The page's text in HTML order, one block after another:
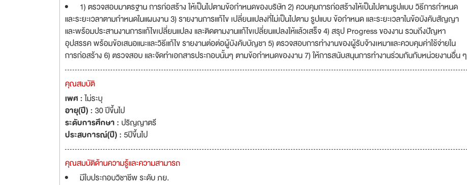
1) ตรวจสอบมาตรฐาน การก่อสร้าง ให้เป็นไปตามข้อกำหนดของบริษัท 2) ควบคุมการก่อสร้างให้เป็นไปตามรูปแบบ วิธีการกำหนด
และระยะเวลาตามกำหนดในแผนงาน 3) รายงานการแก้ไข เปลี่ยนแปลงที่ไม่เป็นไปตาม รูปแบบ ข้อกำหนด และระยะเวลาในข้อบังคับสัญญา
และพร้อมประสานงานการแก้ไขเปลี่ยนแปลง และติดตามงานแก้ไขเปลี่ยนแปลงให้แล้วเสร็จ 4) สรุป Progress ของงาน รวมถึงปัญหา
อุปสรรค พร้อมข้อเสนอแนะและวิธีแก้ไข รายงานต่อต่อผู้บังคับบัญชา 5) ตรวจสอบการทำงานของผู้รับจ้างเหมาและควบคุมค่าใช้จ่ายใน
การก่อสร้าง 6) ตรวจสอบ และจัดทำเอกสารประกอบนั้นๆ ตามข้อกำหนดของงาน 7) ให้การสนับสนุนการทำงานร่วมกันกับหน่วยงานอื่น ๆ
คุณสมบัติ
เพศ :ไม่ระบุ
อายุ(ปี) :30 ปีขึ้นไป
ระดับการศึกษา :ปริญญาตรี
ประสบการณ์(ปี) :5ปีขึ้นไป
คุณสมบัติด้านความรู้และความสามารถ
มีใบประกอบวิชาชีพ ระดับ ภย.